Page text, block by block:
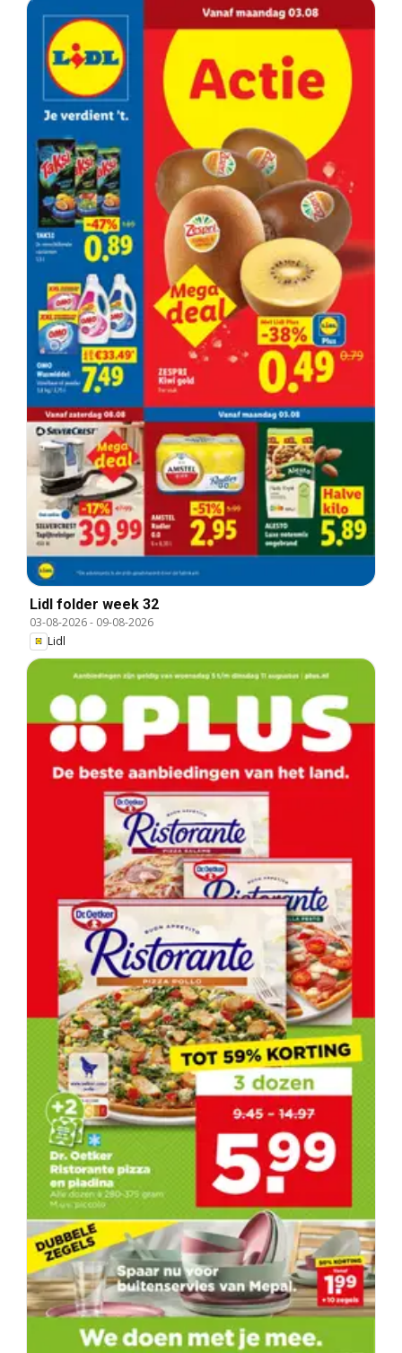
Lidl folder week 32
03-08-2026- 09-08-2026
Lidl